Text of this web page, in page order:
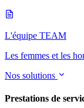
L'équipe TEAM
Les femmes et les
Nos solutions
Prestations de